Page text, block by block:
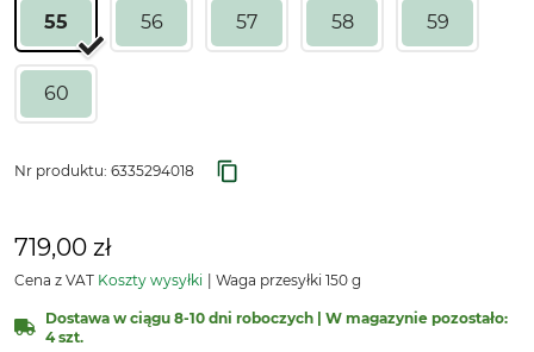
55 56 57 58 59
60
Nr produktu: 6335294018
719,00 zł
Cena z VAT Koszty wysyłki Waga przesyłki 150 g
Dostawa w ciągu 8-10 dni roboczych | W magazynie pozostało:
4 szt.